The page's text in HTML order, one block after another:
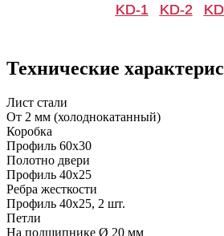
Д-36 46 30
Рисунок 13
C49 C50
KD-1 KD-2
Технические
Лист стали
От 2 мм (холоднокатанный)
Коробка
Профиль 60х30
Полотно двери
Профиль 40х25
Ребра жесткости
Профиль 40х25, 2 шт.
Петли
На подшипнике Ø 20 мм